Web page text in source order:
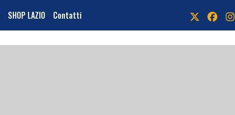
SHOP LAZIO Contatti